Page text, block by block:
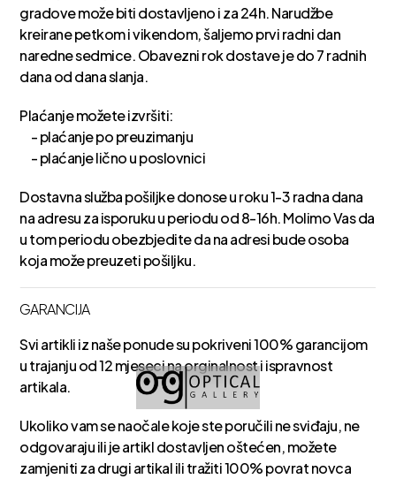
gradove može biti dostavljeno i za 24h. Narudžbe
kreirane petkom i vikendom, šaljemo prvi radni dan
naredne sedmice. Obavezni rok dostave je do 7 radnih
dana od dana slanja.
Plaćanje možete izvršiti:
- plaćanje po preuzimanju
- plaćanje lično u poslovnici
Dostavna služba pošiljke donose u roku 1-3 radna dana
na adresu za isporuku u periodu od 8-16h. Molimo Vas da
u tom periodu obezbjedite da na adresi bude osoba
koja može preuzeti pošiljku.
GARANCIJA
Svi artikli iz naše ponude su pokriveni 100% garancijom
u trajanju od 12 mjeseci na orginalnost i ispravnost
artikala.
Ukoliko vam se naočale koje ste poručili ne sviđaju, ne
odgovaraju ili je artikl dostavljen oštećen, možete
zamjeniti za drugi artikal ili tražiti 100% povrat novca